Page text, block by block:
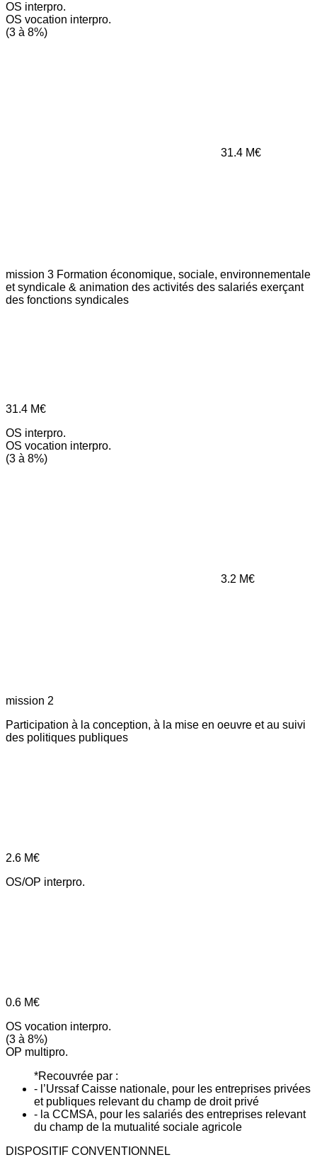
OS interpro.
OS vocation interpro.
(3 à 8%)
31.4 M€
mission 3 Formation économique, sociale, environnementale
et syndicale & animation des activités des salariés exerçant
des fonctions syndicales
31.4 M€
OS interpro.
OS vocation interpro.
(3 à 8%)
3.2 M€
mission 2
Participation à la conception, à la mise en oeuvre et au suivi
des politiques publiques
2.6 M€
OS/OP interpro.
0.6 M€
OS vocation interpro.
(3 à 8%)
OP multipro.
*Recouvrée par :
- l’Urssaf Caisse nationale, pour les entreprises privées
et publiques relevant du champ de droit privé
- la CCMSA, pour les salariés des entreprises relevant
du champ de la mutualité sociale agricole
DISPOSITIF CONVENTIONNEL